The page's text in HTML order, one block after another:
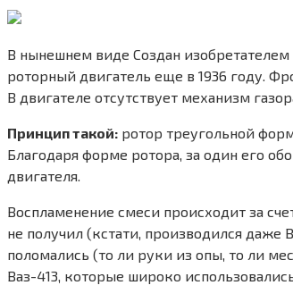
В нынешнем виде Создан изобретателем
роторный двигатель еще в 1936 году.
В двигателе отсутствует механизм
Принцип такой: ротор треугольной
Благодаря форме ротора, за один его
двигателя.
Воспламенение смеси происходит за
не получил (кстати, производился
поломались (то ли руки из опы, то ли
Ваз-413, которые широко